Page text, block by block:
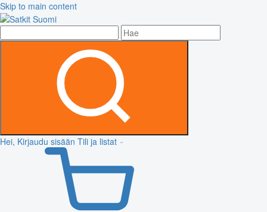
Skip to main content
Hei, Kirjaudu sisään Tili ja listat